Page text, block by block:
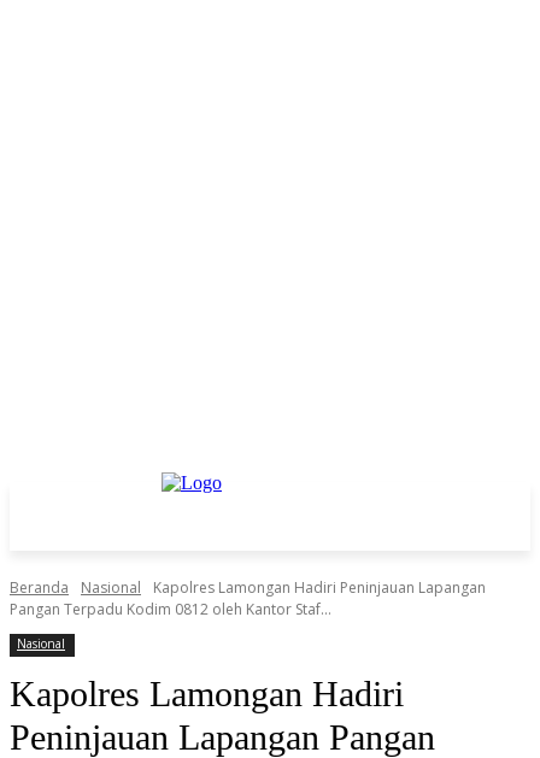
Beranda Nasional
Kapolres Lamongan Hadiri Peninjauan Lapangan
Pangan Terpadu Kodim 0812 oleh Kantor Staf...
Nasional
Kapolres Lamongan Hadiri
Peninjauan Lapangan Pangan